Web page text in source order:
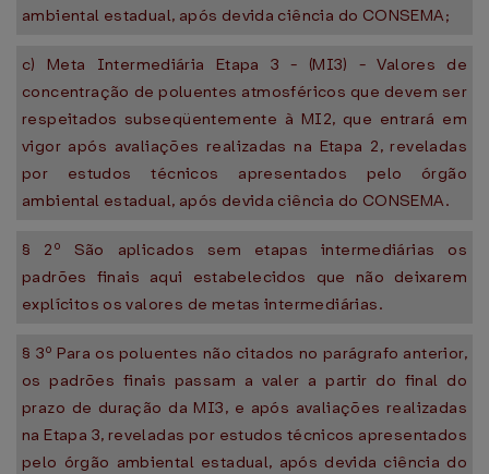
ambiental estadual, após devida ciência do CONSEMA;
c) Meta Intermediária Etapa 3 - (MI3) - Valores de
concentração de poluentes atmosféricos que devem ser
respeitados subseqüentemente à MI2, que entrará em
vigor após avaliações realizadas na Etapa 2, reveladas
por estudos técnicos apresentados pelo órgão
ambiental estadual, após devida ciência do CONSEMA.
§ 2º São aplicados sem etapas intermediárias os
padrões finais aqui estabelecidos que não deixarem
explícitos os valores de metas intermediárias.
§ 3º Para os poluentes não citados no parágrafo anterior,
os padrões finais passam a valer a partir do final do
prazo de duração da MI3, e após avaliações realizadas
na Etapa 3, reveladas por estudos técnicos apresentados
pelo órgão ambiental estadual, após devida ciência do